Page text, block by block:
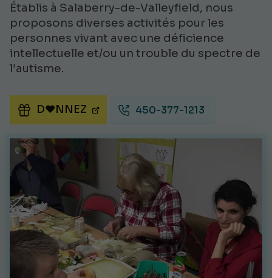
Établis à Salaberry-de-Valleyfield, nous
proposons diverses activités pour les
personnes vivant avec une déficience
intellectuelle et/ou un trouble du spectre de
l’autisme.
D♥NNEZ 450-377-1213